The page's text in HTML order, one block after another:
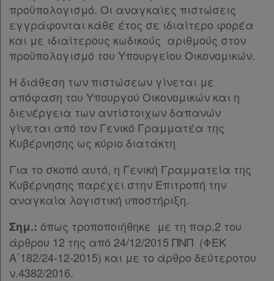
Πληροφορίες
Εταιρεία
Επικοινωνία
Όροι
χρήσης
Πολιτική
απορρήτου
και
cookies
Παρ.2
Παρ.3
Παρ.4
Άρθρο 9 [-]
Παρ.2
ΚΕΦΑΛΑΙΟ Β΄ [-]
Άρθρο 10 [-]
Παρ.1
Παρ.2
Παρ.3
Παρ.4
Άρθρο 11
Άρθρο 12
Παρ.1
Παρ.2
Παρ.3
παρ.4
προϋπολογισμό. Οι αναγκαίες πιστώσεις
εγγράφονται κάθε έτος σε ιδιαίτερο φορέα
και με ιδιαίτερους κωδικούς αριθμούς στον
προϋπολογισμό του Υπουργείου Οικονομικών.
Η διάθεση των πιστώσεων γίνεται με
απόφαση του Υπουργού Οικονομικών και η
διενέργεια των αντίστοιχων δαπανών
γίνεται από τον Γενικό Γραμματέα της
Κυβέρνησης ως κύριο διατάκτη
Για το σκοπό αυτό, η Γενική Γραμματεία της
Κυβέρνησης παρέχει στην Επιτροπή την
αναγκαία λογιστική υποστήριξη.
Σημ.: όπως τροποποιήθηκε με τη παρ.2 του
άρθρου 12 της από 24/12/2015 ΠΝΠ (ΦΕΚ
Α΄182/24-12-2015) και με το άρθρο δεύτεροτου
ν.4382/2016.